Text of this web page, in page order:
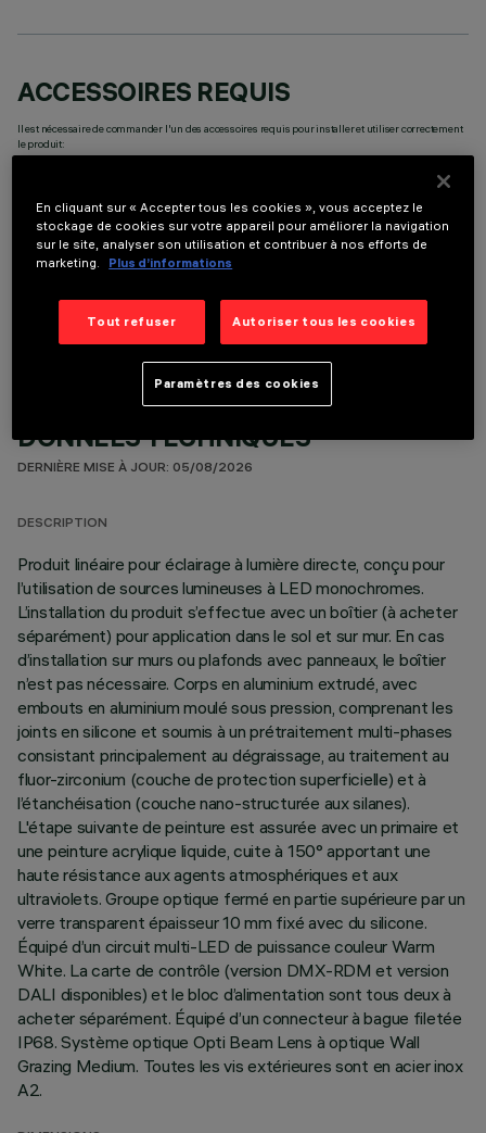
ACCESSOIRES REQUIS
Il est nécessaire de commander l'un des accessoires requis pour installer et utiliser correctement
le produit:
COMPOSANTS OPTIONNELS
DONNÉES TECHNIQUES
DERNIÈRE MISE À JOUR: 05/08/2026
DESCRIPTION
Produit linéaire pour éclairage à lumière directe, conçu pour
l’utilisation de sources lumineuses à LED monochromes.
L’installation du produit s’effectue avec un boîtier (à acheter
séparément) pour application dans le sol et sur mur. En cas
d’installation sur murs ou plafonds avec panneaux, le boîtier
n’est pas nécessaire. Corps en aluminium extrudé, avec
embouts en aluminium moulé sous pression, comprenant les
joints en silicone et soumis à un prétraitement multi-phases
consistant principalement au dégraissage, au traitement au
fluor-zirconium (couche de protection superficielle) et à
l’étanchéisation (couche nano-structurée aux silanes).
L'étape suivante de peinture est assurée avec un primaire et
une peinture acrylique liquide, cuite à 150° apportant une
haute résistance aux agents atmosphériques et aux
ultraviolets. Groupe optique fermé en partie supérieure par un
verre transparent épaisseur 10 mm fixé avec du silicone.
Équipé d’un circuit multi-LED de puissance couleur Warm
White. La carte de contrôle (version DMX-RDM et version
DALI disponibles) et le bloc d’alimentation sont tous deux à
acheter séparément. Équipé d’un connecteur à bague filetée
IP68. Système optique Opti Beam Lens à optique Wall
Grazing Medium. Toutes les vis extérieures sont en acier inox
A2.
En cliquant sur « Accepter tous les cookies », vous acceptez le
stockage de cookies sur votre appareil pour améliorer la navigation
sur le site, analyser son utilisation et contribuer à nos efforts de
marketing. Plus d’informations
Tout refuser Autoriser tous les cookies
Paramètres des cookies